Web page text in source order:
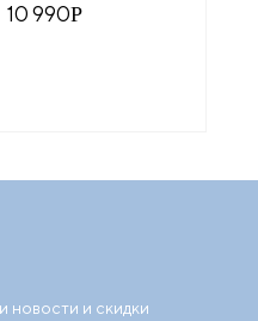
10 990Р
новости и скидки